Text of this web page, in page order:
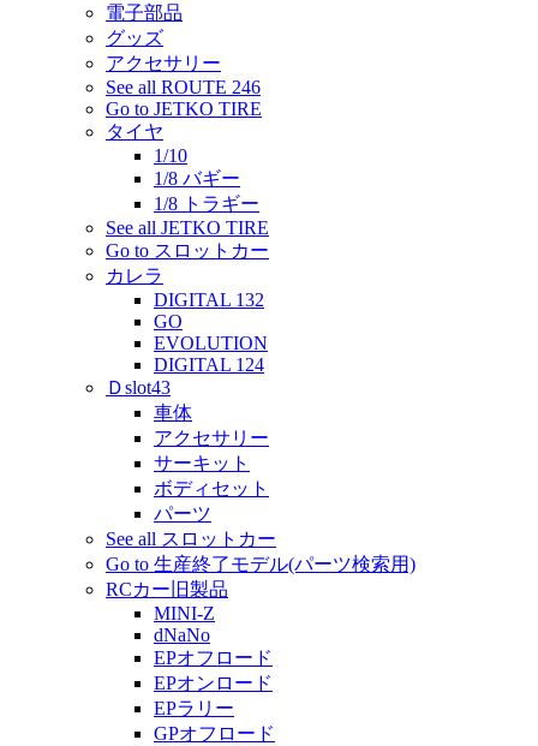
電子部品
グッズ
アクセサリー
See all ROUTE 246
Go to JETKO TIRE
タイヤ
1/10
1/8 バギー
1/8 トラギー
See all JETKO TIRE
Go to スロットカー
カレラ
DIGITAL 132
GO
EVOLUTION
DIGITAL 124
Ｄslot43
車体
アクセサリー
サーキット
ボディセット
パーツ
See all スロットカー
Go to 生産終了モデル(パーツ検索用)
RCカー旧製品
MINI-Z
dNaNo
EPオフロード
EPオンロード
EPラリー
GPオフロード